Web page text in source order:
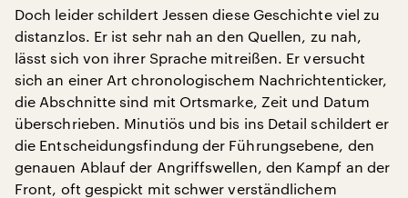
Doch leider schildert Jessen diese Geschichte viel zu
distanzlos. Er ist sehr nah an den Quellen, zu nah,
lässt sich von ihrer Sprache mitreißen. Er versucht
sich an einer Art chronologischem Nachrichtenticker,
die Abschnitte sind mit Ortsmarke, Zeit und Datum
überschrieben. Minutiös und bis ins Detail schildert er
die Entscheidungsfindung der Führungsebene, den
genauen Ablauf der Angriffswellen, den Kampf an der
Front, oft gespickt mit schwer verständlichem